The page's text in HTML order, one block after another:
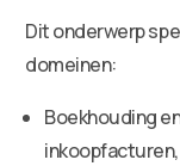
Dit onderwerp
domeinen:
Boekhouding